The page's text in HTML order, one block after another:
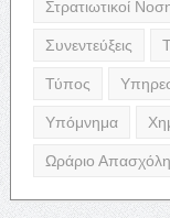
Στρατιωτικοί
Συνεντεύξεις
Τύπος
Υπόμνημα
Ωράριο